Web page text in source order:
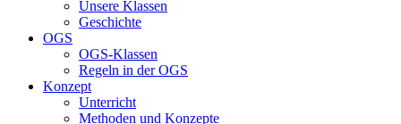
Unsere Klassen
Geschichte
OGS
OGS-Klassen
Regeln in der OGS
Konzept
Unterricht
Methoden und Konzepte